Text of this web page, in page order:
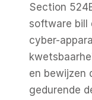
Section
software bill
cyber-
en bewijzen
gedurende